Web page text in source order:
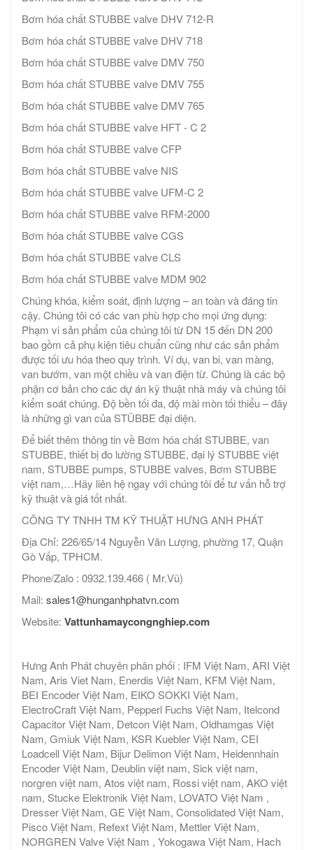
Bơm hóa chất STUBBE valve DHV 712-R
Bơm hóa chất STUBBE valve DHV 718
Bơm hóa chất STUBBE valve DMV 750
Bơm hóa chất STUBBE valve DMV 755
Bơm hóa chất STUBBE valve DMV 765
Bơm hóa chất STUBBE valve HFT - C 2
Bơm hóa chất STUBBE valve CFP
Bơm hóa chất STUBBE valve NIS
Bơm hóa chất STUBBE valve UFM-C 2
Bơm hóa chất STUBBE valve RFM-2000
Bơm hóa chất STUBBE valve CGS
Bơm hóa chất STUBBE valve CLS
Bơm hóa chất STUBBE valve MDM 902
Chúng khóa, kiểm soát, định lượng – an toàn và đáng tin
cậy. Chúng tôi có các van phù hợp cho mọi ứng dụng:
Phạm vi sản phẩm của chúng tôi từ DN 15 đến DN 200
bao gồm cả phụ kiện tiêu chuẩn cũng như các sản phẩm
được tối ưu hóa theo quy trình. Ví dụ, van bi, van màng,
van bướm, van một chiều và van điện từ. Chúng là các bộ
phận cơ bản cho các dự án kỹ thuật nhà máy và chúng tôi
kiểm soát chúng. Độ bền tối đa, độ mài mòn tối thiểu – đây
là những gì van của STÜBBE đại diện.
Để biết thêm thông tin về Bơm hóa chất STUBBE, van
STUBBE, thiết bị đo lường STUBBE, đại lý STUBBE việt
nam, STUBBE pumps, STUBBE valves, Bơm STUBBE
việt nam,…Hãy liên hệ ngay với chúng tôi để tư vấn hỗ trợ
kỹ thuật và giá tốt nhất.
CÔNG TY TNHH TM KỸ THUẬT HƯNG ANH PHÁT
Địa Chỉ: 226/65/14 Nguyễn Văn Lượng, phường 17, Quận
Gò Vấp, TPHCM.
Phone/Zalo : 0932.139.466 ( Mr.Vũ)
Mail: sales1@hunganhphatvn.com
Website: Vattunhamaycongnghiep.com
Hưng Anh Phát chuyên phân phối : IFM Việt Nam, ARI Việt
Nam, Aris Viet Nam, Enerdis Việt Nam, KFM Việt Nam,
BEI Encoder Việt Nam, EIKO SOKKI Việt Nam,
ElectroCraft Việt Nam, Pepperl Fuchs Việt Nam, Itelcond
Capacitor Việt Nam, Detcon Việt Nam, Oldhamgas Việt
Nam, Gmiuk Việt Nam, KSR Kuebler Việt Nam, CEI
Loadcell Việt Nam, Bijur Delimon Việt Nam, Heidennhain
Encoder Việt Nam, Deublin việt nam, Sick việt nam,
norgren việt nam, Atos việt nam, Rossi việt nam, AKO việt
nam, Stucke Elektronik Việt Nam, LOVATO Việt Nam ,
Dresser Việt Nam, GE Việt Nam, Consolidated Việt Nam,
Pisco Việt Nam, Refext Việt Nam, Mettler Việt Nam,
NORGREN Valve Việt Nam , Yokogawa Việt Nam, Hach